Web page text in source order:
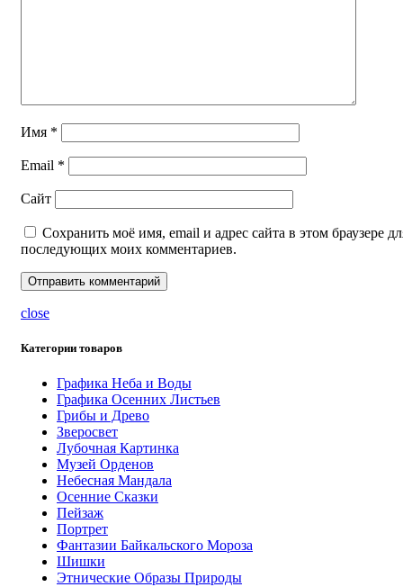
Имя *
Email *
Сайт
Сохранить моё имя, email и адрес сайта в этом браузере
последующих моих комментариев.
close
Категории товаров
Графика Неба и Воды
Графика Осенних Листьев
Грибы и Древо
Зверосвет
Лубочная Картинка
Музей Орденов
Небесная Мандала
Осенние Сказки
Пейзаж
Портрет
Фантазии Байкальского Мороза
Шишки
Этнические Образы Природы